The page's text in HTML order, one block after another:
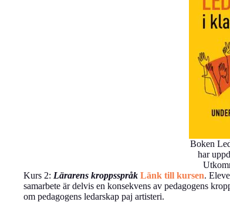
Boken
har
Kurs 2: Lärarens kroppsspråk Länk till kursen.
samarbete är delvis en konsekvens av pedagogens
om pedagogens ledarskap paj artisteri.